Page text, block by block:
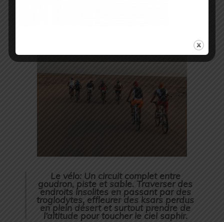
Le vélo: Un circuit complet entre
goudron, piste et sable. Traverser des
endroits insolites en passant par des
troglodytes, effleurer des ksars perdus
en plein désert et surtout prendre de
l’altitude pour toucher le ciel saphir.